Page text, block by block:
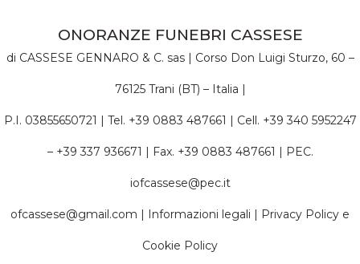
ONORANZE FUNEBRI CASSESE
di CASSESE GENNARO & C. sas | Corso Don Luigi Sturzo, 60 –
76125 Trani (BT) – Italia |
P.I. 03855650721 | Tel. +39 0883 487661 | Cell. +39 340 5952247
– +39 337 936671 | Fax. +39 0883 487661 | PEC.
iofcassese@pec.it
ofcassese@gmail.com | Informazioni legali | Privacy Policy e
Cookie Policy